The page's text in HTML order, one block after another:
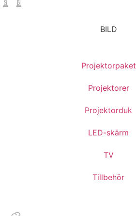
BILD
Projektorpaket
Projektorer
Projektorduk
LED-skärm
TV
Tillbehör